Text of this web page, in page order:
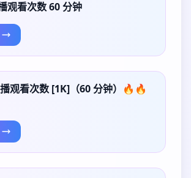
观看次数 60 分钟
观看次数 [1K]（60 分钟）🔥🔥